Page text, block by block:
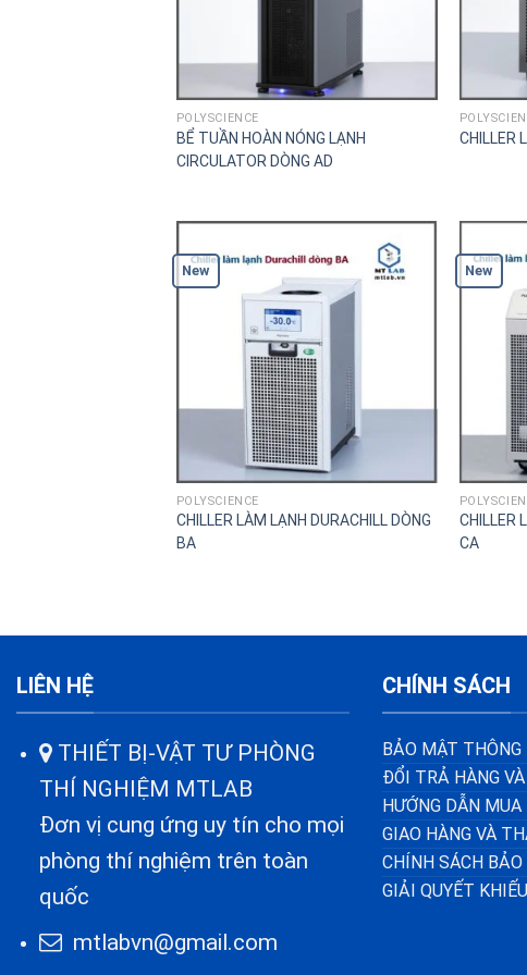
POLYSCIENCE
BỂ TUẦN HOÀN NÓNG LẠNH
CIRCULATOR DÒNG AD
CHILLER
New
POLYSCIENCE
CHILLER LÀM LẠNH DURACHILL DÒNG
BA
New
CHILLER
CA
LIÊN HỆ
THIẾT BỊ-VẬT TƯ PHÒNG
THÍ NGHIỆM MTLAB
Đơn vị cung ứng uy tín cho mọi
phòng thí nghiệm trên toàn
quốc
mtlabvn@gmail.com
CHÍNH SÁCH
BẢO MẬT
ĐỔI TRẢ HÀNG
HƯỚNG DẪN MUA
GIAO HÀNG VÀ
CHÍNH SÁCH
GIẢI QUYẾT